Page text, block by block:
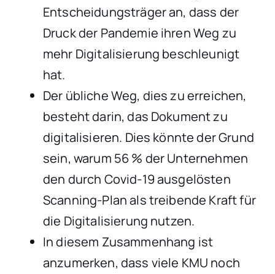
Entscheidungsträger an, dass der
Druck der Pandemie ihren Weg zu
mehr Digitalisierung beschleunigt
hat.
Der übliche Weg, dies zu erreichen,
besteht darin, das Dokument zu
digitalisieren. Dies könnte der Grund
sein, warum 56 % der Unternehmen
den durch Covid-19 ausgelösten
Scanning-Plan als treibende Kraft für
die Digitalisierung nutzen.
In diesem Zusammenhang ist
anzumerken, dass viele KMU noch